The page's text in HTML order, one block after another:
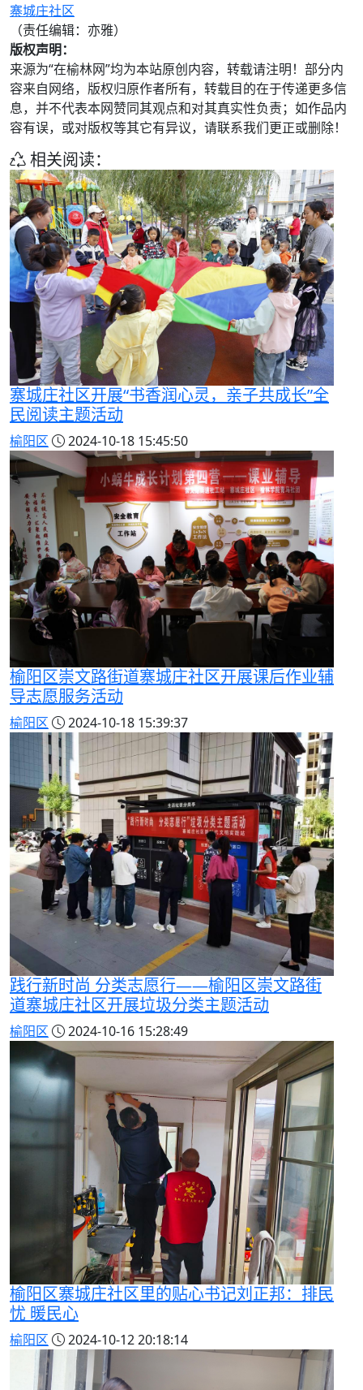
寨城庄社区
（责任编辑：亦雅）
版权声明：
来源为“在榆林网”均为本站原创内容，转载请注明！部分内
容来自网络，版权归原作者所有，转载目的在于传递更多信
息，并不代表本网赞同其观点和对其真实性负责；如作品内
容有误，或对版权等其它有异议，请联系我们更正或删除！
相关阅读：
寨城庄社区开展“书香润心灵，亲子共成长”全
民阅读主题活动
榆阳区 2024-10-18 15:45:50
榆阳区崇文路街道寨城庄社区开展课后作业辅
导志愿服务活动
榆阳区 2024-10-18 15:39:37
践行新时尚 分类志愿行——榆阳区崇文路街
道寨城庄社区开展垃圾分类主题活动
榆阳区 2024-10-16 15:28:49
榆阳区寨城庄社区里的贴心书记刘正邦：排民
忧 暖民心
榆阳区 2024-10-12 20:18:14